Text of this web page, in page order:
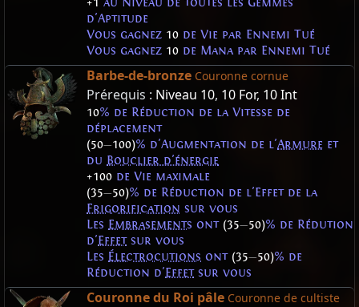
d'Aptitude
Vous gagnez 10 de Vie par Ennemi Tué
Vous gagnez 10 de Mana par Ennemi Tué
Barbe-de-bronze Couronne cornue
Prérequis : Niveau 10, 10 For, 10 Int
10% de Réduction de la Vitesse de
déplacement
(50—100)% d'Augmentation de l'Armure et
du Bouclier d'énergie
+100 de Vie maximale
(35—50)% de Réduction de l'Effet de la
Frigorification sur vous
Les Embrasements ont (35—50)% de Rédution
d'Effetsur vous
Les Électrocutions ont (35—50)% de
Réduction d'Effetsur vous
Couronne du Roi pâle Couronne de cultiste